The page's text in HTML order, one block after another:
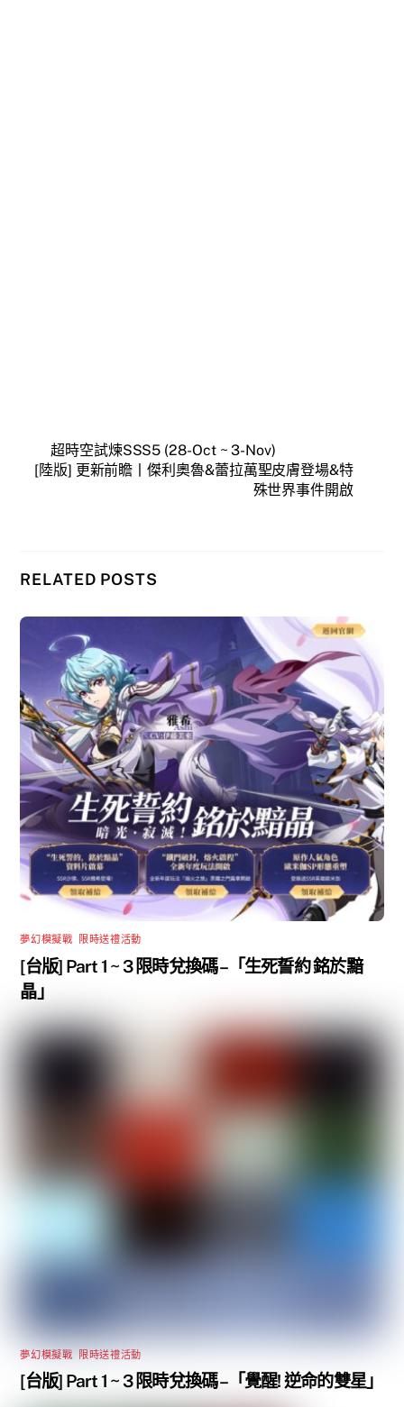
超時空試煉SSS5 (28-Oct ~ 3-Nov)
[陸版] 更新前瞻丨傑利奧魯&蕾拉萬聖皮膚登場&特
殊世界事件開啟
RELATED POSTS
夢幻模擬戰 限時送禮活動
[台版] Part 1 ~ 3 限時兌換碼 –「生死誓約 銘於黯
晶」
夢幻模擬戰 限時送禮活動
[台版] Part 1 ~ 3 限時兌換碼 –「覺醒! 逆命的雙星」